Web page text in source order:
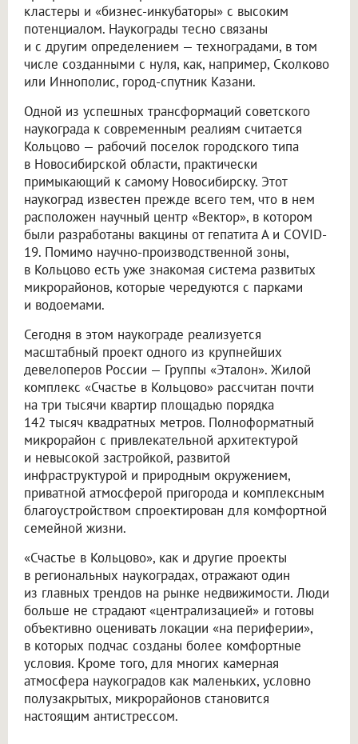
кластеры и «бизнес-инкубаторы» с высоким
потенциалом. Наукограды тесно связаны
и с другим определением — техноградами, в том
числе созданными с нуля, как, например, Сколково
или Иннополис, город-спутник Казани.
Одной из успешных трансформаций советского
наукограда к современным реалиям считается
Кольцово — рабочий поселок городского типа
в Новосибирской области, практически
примыкающий к самому Новосибирску. Этот
наукоград известен прежде всего тем, что в нем
расположен научный центр «Вектор», в котором
были разработаны вакцины от гепатита А и COVID-
19. Помимо научно-производственной зоны,
в Кольцово есть уже знакомая система развитых
микрорайонов, которые чередуются с парками
и водоемами.
Сегодня в этом наукограде реализуется
масштабный проект одного из крупнейших
девелоперов России — Группы «Эталон». Жилой
комплекс «Счастье в Кольцово» рассчитан почти
на три тысячи квартир площадью порядка
142 тысяч квадратных метров. Полноформатный
микрорайон с привлекательной архитектурой
и невысокой застройкой, развитой
инфраструктурой и природным окружением,
приватной атмосферой пригорода и комплексным
благоустройством спроектирован для комфортной
семейной жизни.
«Счастье в Кольцово», как и другие проекты
в региональных наукоградах, отражают один
из главных трендов на рынке недвижимости. Люди
больше не страдают «централизацией» и готовы
объективно оценивать локации «на периферии»,
в которых подчас созданы более комфортные
условия. Кроме того, для многих камерная
атмосфера наукоградов как маленьких, условно
полузакрытых, микрорайонов становится
настоящим антистрессом.